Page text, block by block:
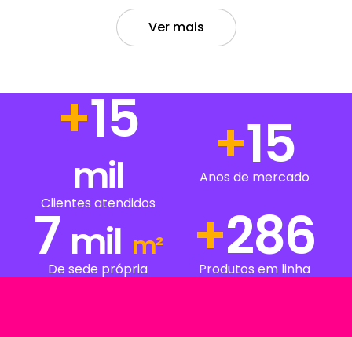
Ver mais
+19
mil
Clientes atendidos
+19
Anos de mercado
7 mil m²
De sede própria +377
Produtos em linha